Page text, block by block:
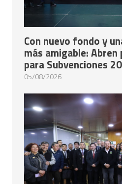
Con nuevo fondo y
más amigable:
para Subvenciones
05/08/2026